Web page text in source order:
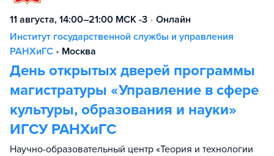
11 августа, 14:00–21:00 МСК -3 • Онлайн
Институт государственной службы и управления
РАНХиГС • Москва
День открытых дверей программы
магистратуры «Управление в сфере
культуры, образования и науки»
ИГСУ РАНХиГС
Научно-образовательный центр «Теория и технологии